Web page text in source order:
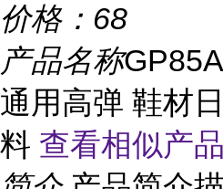
价格： 68
产品名称
通用高弹 鞋材
料 查看相似产